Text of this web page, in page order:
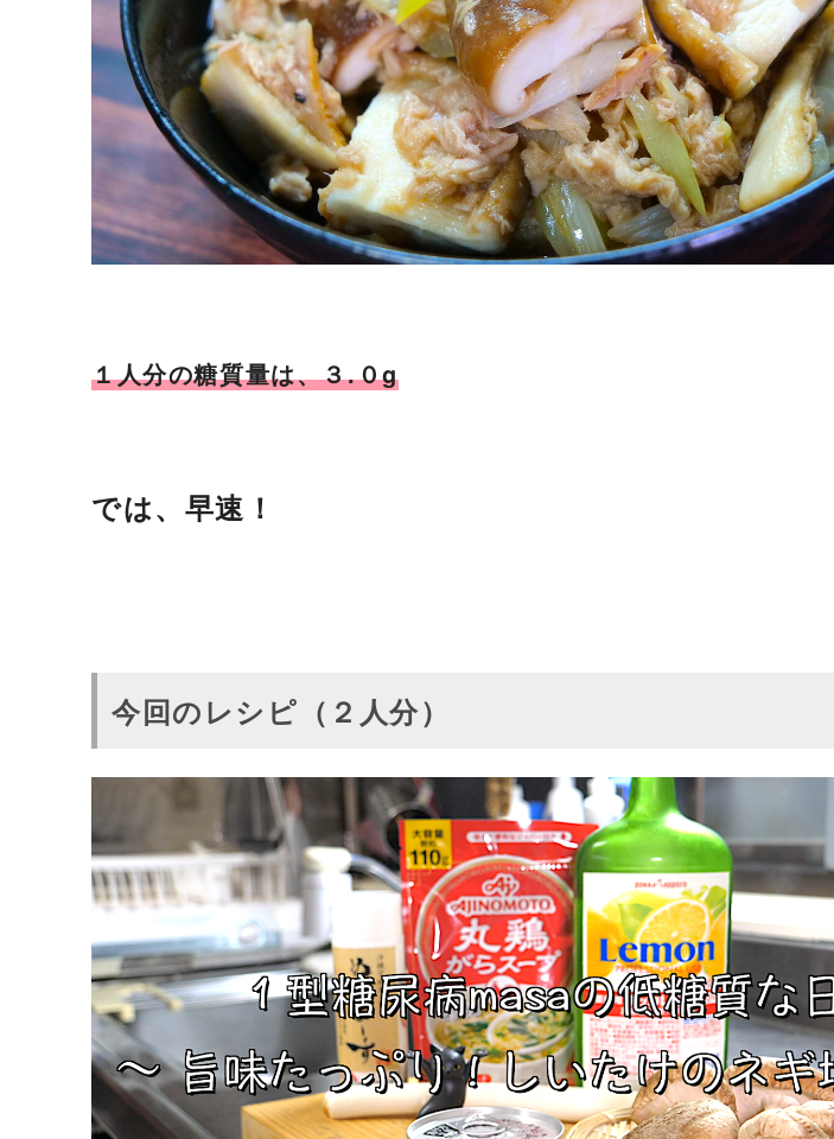
１人分の糖質量は、３.０g
では、早速！
今回のレシピ（２人分）